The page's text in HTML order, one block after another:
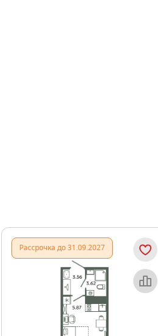
Рассрочка до 31.09.2027
Объект месяца